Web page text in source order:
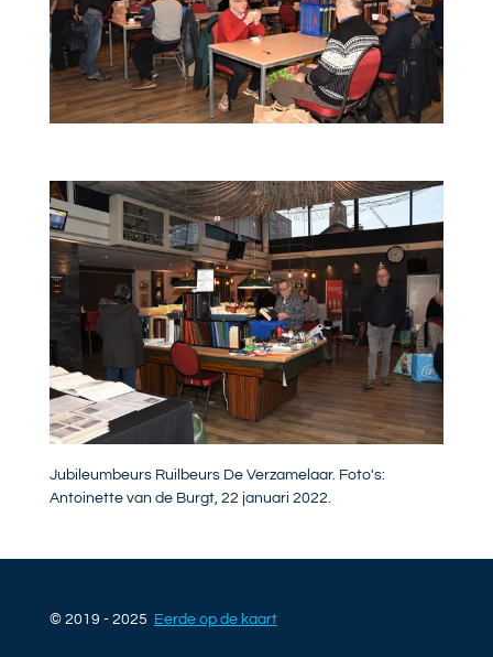
Jubileumbeurs Ruilbeurs De Verzamelaar. Foto's:
Antoinette van de Burgt, 22 januari 2022.
© 2019 - 2025 Eerde op de kaart